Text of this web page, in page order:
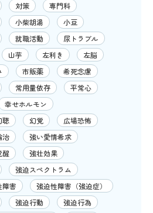
対策
専門科
小柴胡湯
小豆
就職活動
尿トラブル
山芋 左利き
左脳
市販薬
希死念慮
常用量依存
平常心
幸せホルモン
聴 幻覚
広場恐怖
治
強い愛情希求
醒
強壮効果
強迫スペクトラム
障害
強迫性障害（強迫症）
強迫行動
強迫行為